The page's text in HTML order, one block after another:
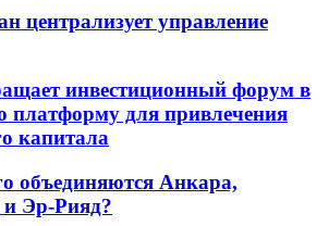
централизует управление
инвестиционный форум в
платформу для привлечения
капитала
объединяются Анкара,
Эр-Рияд?